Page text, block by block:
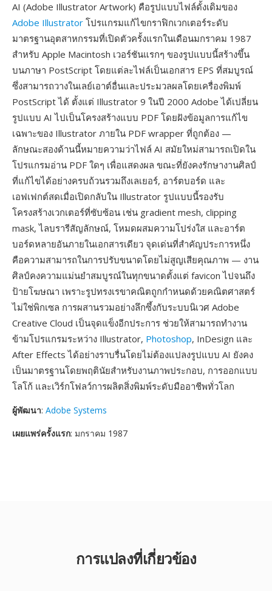
AI (Adobe Illustrator Artwork) คือรูปแบบไฟล์ดั้งเดิมของ
Adobe Illustrator โปรแกรมแก้ไขกราฟิกเวกเตอร์ระดับ
มาตรฐานอุตสาหกรรมที่เปิดตัวครั้งแรกในเดือนมกราคม 1987
สำหรับ Apple Macintosh เวอร์ชันแรกๆ ของรูปแบบนี้สร้างขึ้น
บนภาษา PostScript โดยแต่ละไฟล์เป็นเอกสาร EPS ที่สมบูรณ์
ซึ่งสามารถวางในเลย์เอาต์อื่นและประมวลผลโดยเครื่องพิมพ์
PostScript ได้ ตั้งแต่ Illustrator 9 ในปี 2000 Adobe ได้เปลี่ยน
รูปแบบ AI ไปเป็นโครงสร้างแบบ PDF โดยฝังข้อมูลการแก้ไข
เฉพาะของ Illustrator ภายใน PDF wrapper ที่ถูกต้อง —
ลักษณะสองด้านนี้หมายความว่าไฟล์ AI สมัยใหม่สามารถเปิดใน
โปรแกรมอ่าน PDF ใดๆ เพื่อแสดงผล ขณะที่ยังคงรักษางานศิลป์
ที่แก้ไขได้อย่างครบถ้วนรวมถึงเลเยอร์, อาร์ตบอร์ด และ
เอฟเฟกต์สดเมื่อเปิดกลับใน Illustrator รูปแบบนี้รองรับ
โครงสร้างเวกเตอร์ที่ซับซ้อน เช่น gradient mesh, clipping
mask, ไลบรารีสัญลักษณ์, โหมดผสมความโปร่งใส และอาร์ต
บอร์ดหลายอันภายในเอกสารเดียว จุดเด่นที่สำคัญประการหนึ่ง
คือความสามารถในการปรับขนาดโดยไม่สูญเสียคุณภาพ — งาน
ศิลป์คงความแม่นยำสมบูรณ์ในทุกขนาดตั้งแต่ favicon ไปจนถึง
ป้ายโฆษณา เพราะรูปทรงเรขาคณิตถูกกำหนดด้วยคณิตศาสตร์
ไม่ใช่พิกเซล การผสานรวมอย่างลึกซึ้งกับระบบนิเวศ Adobe
Creative Cloud เป็นจุดแข็งอีกประการ ช่วยให้สามารถทำงาน
ข้ามโปรแกรมระหว่าง Illustrator, Photoshop, InDesign และ
After Effects ได้อย่างราบรื่นโดยไม่ต้องแปลงรูปแบบ AI ยังคง
เป็นมาตรฐานโดยพฤตินัยสำหรับงานภาพประกอบ, การออกแบบ
โลโก้ และเวิร์กโฟลว์การผลิตสิ่งพิมพ์ระดับมืออาชีพทั่วโลก
ผู้พัฒนา: Adobe Systems
เผยแพร่ครั้งแรก: มกราคม 1987
การแปลงที่เกี่ยวข้อง